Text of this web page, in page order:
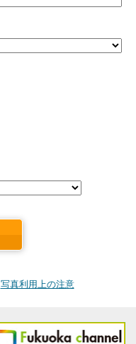
写真利用上の注意